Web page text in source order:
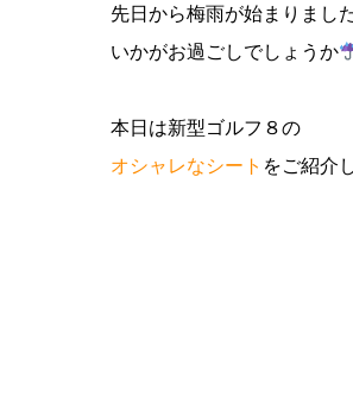
先日から梅雨が始まりまし
いかがお過ごしでしょうか
本日は新型ゴルフ８の
オシャレなシート をご紹介